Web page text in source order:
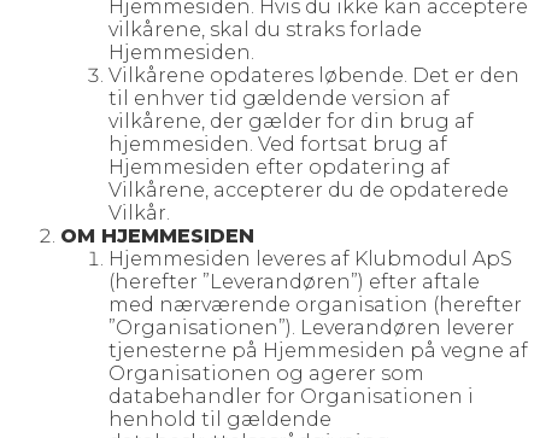
Hjemmesiden. Hvis du ikke kan acceptere
vilkårene, skal du straks forlade
Hjemmesiden.
Vilkårene opdateres løbende. Det er den
til enhver tid gældende version af
vilkårene, der gælder for din brug af
hjemmesiden. Ved fortsat brug af
Hjemmesiden efter opdatering af
Vilkårene, accepterer du de opdaterede
Vilkår.
OM HJEMMESIDEN
Hjemmesiden leveres af Klubmodul ApS
(herefter ”Leverandøren”) efter aftale
med nærværende organisation (herefter
”Organisationen”). Leverandøren leverer
tjenesterne på Hjemmesiden på vegne af
Organisationen og agerer som
databehandler for Organisationen i
henhold til gældende